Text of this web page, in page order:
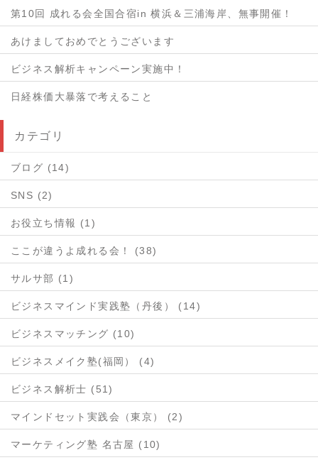
第10回 成れる会全国合宿in 横浜＆三浦海岸、無事開催！
あけましておめでとうございます
ビジネス解析キャンペーン実施中！
日経株価大暴落で考えること
カテゴリ
ブログ (14)
SNS (2)
お役立ち情報 (1)
ここが違うよ成れる会！ (38)
サルサ部 (1)
ビジネスマインド実践塾（丹後） (14)
ビジネスマッチング (10)
ビジネスメイク塾(福岡） (4)
ビジネス解析士 (51)
マインドセット実践会（東京） (2)
マーケティング塾 名古屋 (10)